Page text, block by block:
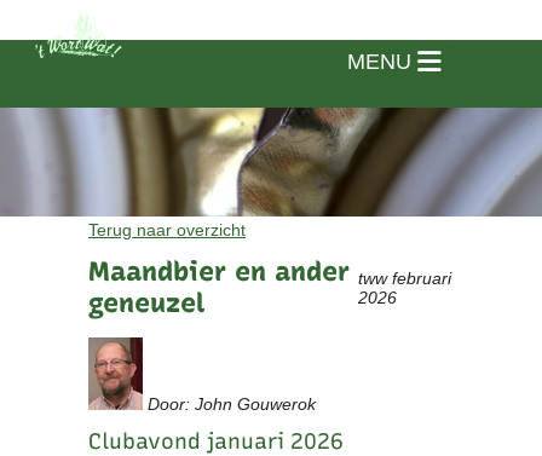
Terug naar overzicht
Maandbier en ander
geneuzel
tww februari
2026
Door: John Gouwerok
Clubavond januari 2026
MENU